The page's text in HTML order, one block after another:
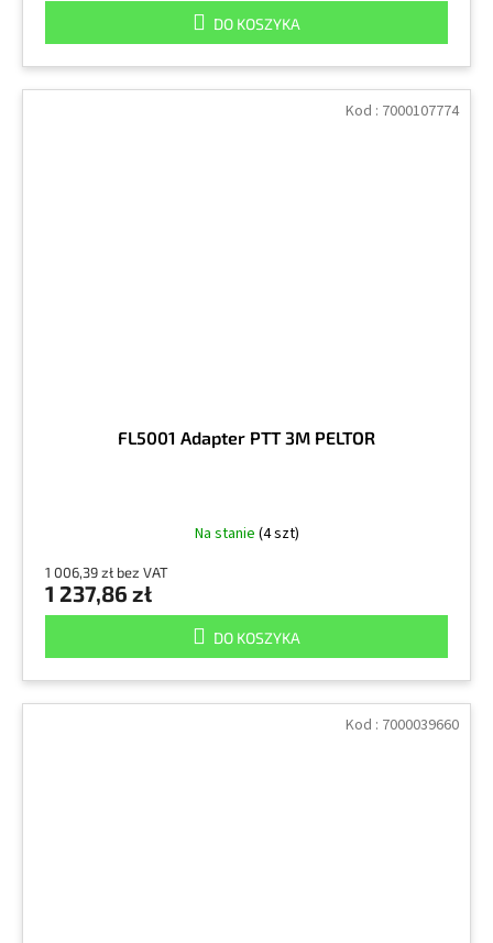
DO KOSZYKA
FL5001 Adapter PTT 3M PELTOR
Na stanie (4 szt)
1 006,39 zł bez VAT
1 237,86 zł
DO KOSZYKA
Kod : 7000107774
Kod : 7000039660